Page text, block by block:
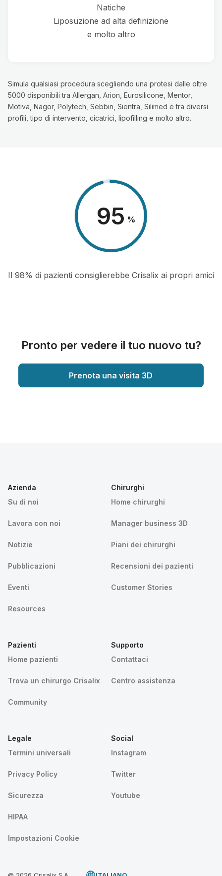
Natiche
Liposuzione ad alta definizione
e molto altro
Simula qualsiasi procedura scegliendo una protesi dalle oltre
5000 disponibili tra Allergan, Arion, Eurosilicone, Mentor,
Motiva, Nagor, Polytech, Sebbin, Sientra, Silimed e tra diversi
profili, tipo di intervento, cicatrici, lipofilling e molto altro.
98 %
Il 98% di pazienti consiglierebbe Crisalix ai propri amici
Pronto per vedere il tuo nuovo tu?
Prenota una visita 3D
Azienda
Su di noi
Lavora con noi
Notizie
Pubblicazioni
Eventi
Resources
Chirurghi
Home chirurghi
Manager business 3D
Piani dei chirurghi
Recensioni dei pazienti
Customer Stories
Pazienti
Home pazienti
Trova un chirurgo Crisalix
Community
Supporto
Contattaci
Centro assistenza
Legale
Termini universali
Privacy Policy
Sicurezza
HIPAA
Impostazioni Cookie
Social
Instagram
Twitter
Youtube